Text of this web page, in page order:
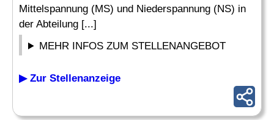
Mittelspannung (MS) und Niederspannung (NS) in
der Abteilung [...]
MEHR INFOS ZUM STELLENANGEBOT
▶ Zur Stellenanzeige